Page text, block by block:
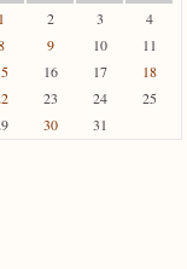
1 2 3
4
9 10
11
16 17
18
23 24
25
30 31